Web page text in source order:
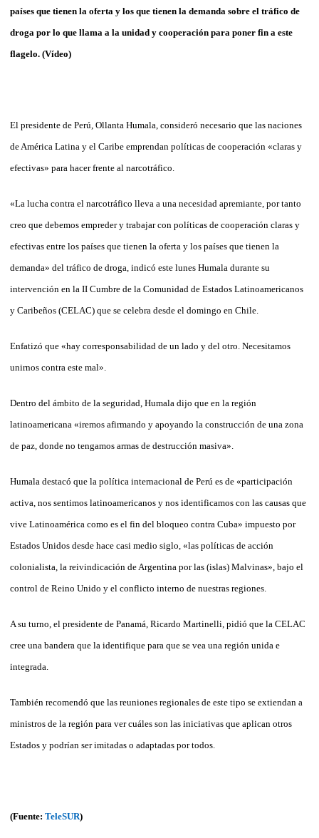
países que tienen la oferta y los que tienen la demanda sobre el tráfico de
droga por lo que llama a la unidad y cooperación para poner fin a este
flagelo. (Vídeo)
El presidente de Perú, Ollanta Humala, consideró necesario que las naciones
de América Latina y el Caribe emprendan políticas de cooperación «claras y
efectivas» para hacer frente al narcotráfico.
«La lucha contra el narcotráfico lleva a una necesidad apremiante, por tanto
creo que debemos empreder y trabajar con políticas de cooperación claras y
efectivas entre los países que tienen la oferta y los países que tienen la
demanda» del tráfico de droga, indicó este lunes Humala durante su
intervención en la II Cumbre de la Comunidad de Estados Latinoamericanos
y Caribeños (CELAC) que se celebra desde el domingo en Chile.
Enfatizó que «hay corresponsabilidad de un lado y del otro. Necesitamos
unirnos contra este mal».
Dentro del ámbito de la seguridad, Humala dijo que en la región
latinoamericana «iremos afirmando y apoyando la construcción de una zona
de paz, donde no tengamos armas de destrucción masiva».
Humala destacó que la política internacional de Perú es de «participación
activa, nos sentimos latinoamericanos y nos identificamos con las causas que
vive Latinoamérica como es el fin del bloqueo contra Cuba» impuesto por
Estados Unidos desde hace casi medio siglo, «las políticas de acción
colonialista, la reivindicación de Argentina por las (islas) Malvinas», bajo el
control de Reino Unido y el conflicto interno de nuestras regiones.
A su turno, el presidente de Panamá, Ricardo Martinelli, pidió que la CELAC
cree una bandera que la identifique para que se vea una región unida e
integrada.
También recomendó que las reuniones regionales de este tipo se extiendan a
ministros de la región para ver cuáles son las iniciativas que aplican otros
Estados y podrían ser imitadas o adaptadas por todos.
(Fuente: TeleSUR)